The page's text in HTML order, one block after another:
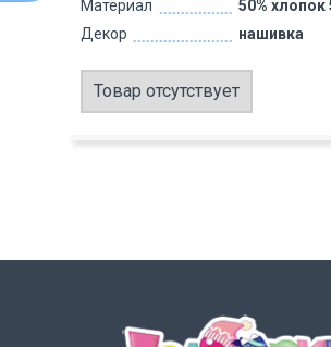
Материал
50% хлопок
Декор
нашивка
Товар отсутствует